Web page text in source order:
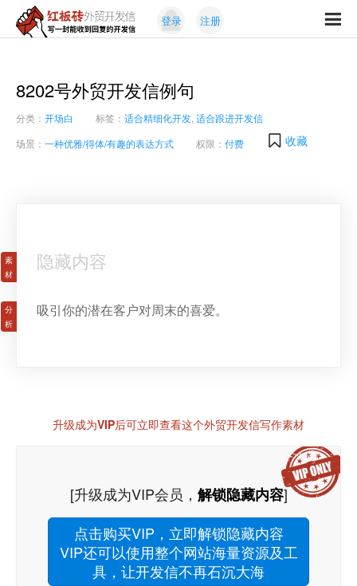
红
外
贸
开
发
信
封
能
收
到
登录 注册
8202号外贸开发信例句
分类： 开场白 标签： 适合精细化开发 适合跟进开发信
场景： 一种优雅/得体/有趣的表达方式 权限： 付费 收藏
隐藏内容
吸引你的潜在客户对周末的喜爱。
升级成为VIP后可立即查看这个外贸开发信写作素材
[升级成为VIP会员， 解锁隐藏内容]
点击购买VIP，立即解锁隐藏内容
VIP还可以使用整个网站海量资源及工
具，让开发信不再石沉大海